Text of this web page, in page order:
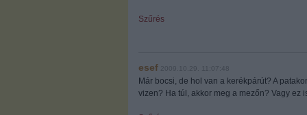
Szűrés
esef 2009.10.29. 11:07:48
Már bocsi, de hol van a kerékpárút? A
vizen? Ha túl, akkor meg a mezőn? Vagy ez